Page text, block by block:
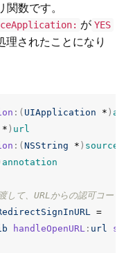
数です。
が YES
理されたことになり
:( UIApplication * )
* ) url
:( NSString * )
annotation
て、URLからの認可コード
=
handleOpenURL : url